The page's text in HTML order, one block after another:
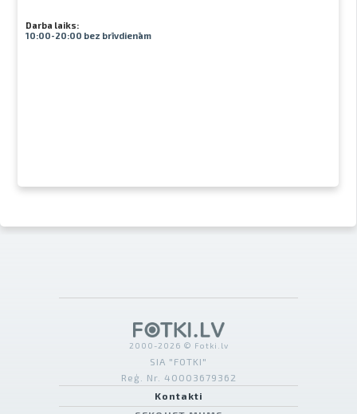
Darba laiks:
10:00-20:00 bez brīvdienām
2000-2026 © Fotki.lv
SIA "FOTKI"
Reģ. Nr. 40003679362
Kontakti